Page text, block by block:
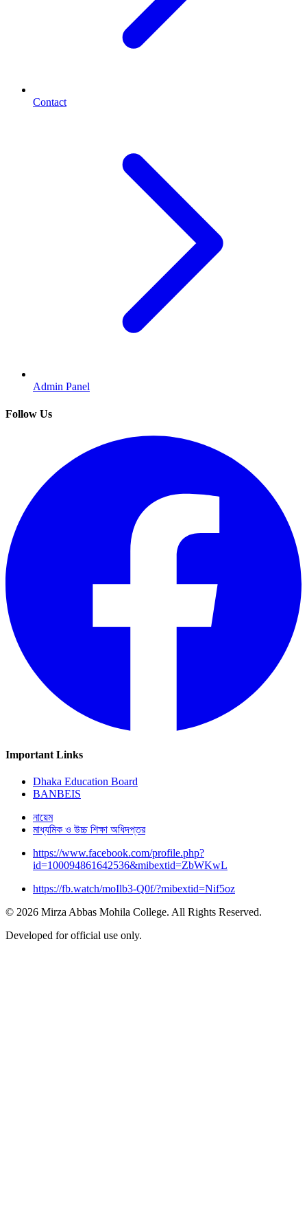
Contact
Admin Panel
Follow Us
Important Links
Dhaka Education Board
BANBEIS
নায়েম
মাধ্যমিক ও উচ্চ শিক্ষা অধিদপ্তর
https://www.facebook.com/profile.php?
id=100094861642536&mibextid=ZbWKwL
https://fb.watch/moIlb3-Q0f/?mibextid=Nif5oz
© 2026 Mirza Abbas Mohila College. All Rights Reserved.
Developed for official use only.